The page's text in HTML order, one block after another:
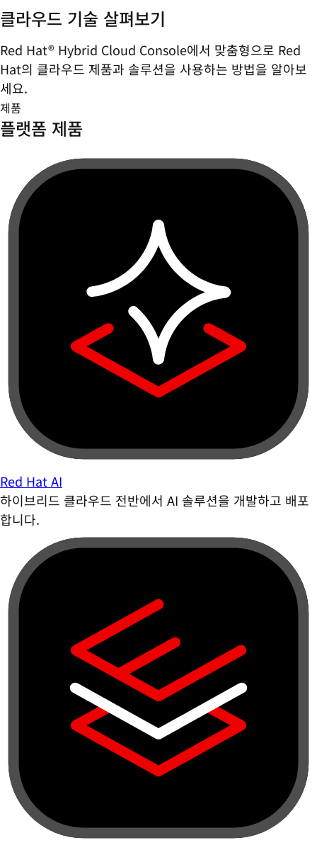
클라우드 기술 살펴보기
Red Hat® Hybrid Cloud Console에서 맞춤형으로 Red
Hat의 클라우드 제품과 솔루션을 사용하는 방법을 알아보
세요.
제품
플랫폼 제품
Red Hat AI
하이브리드 클라우드 전반에서 AI 솔루션을 개발하고 배포
합니다.